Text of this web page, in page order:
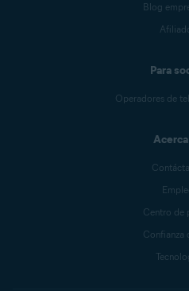
Blog
Para
Operadores de
Centro de
Confianza